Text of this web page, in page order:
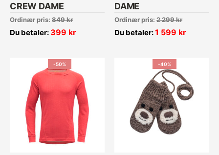
CREW DAME
Ordinær pris: 849kr
Du betaler: 399 kr
DAME
Ordinær pris: 2 299kr
Du betaler:1 599 kr
-50% -40%